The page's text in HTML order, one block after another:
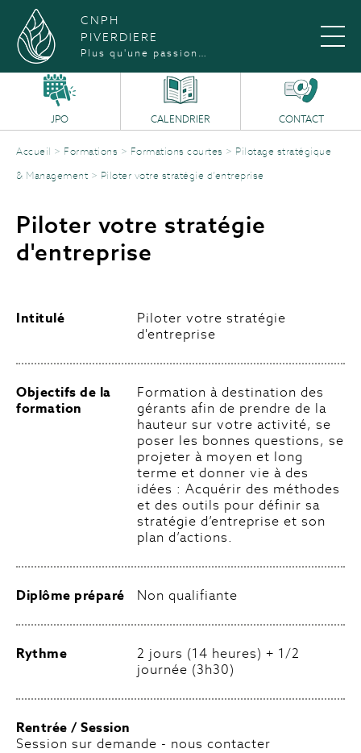
CNPH
PIVERDIERE
Plus qu'une passion…
JPO CALENDRIER CONTACT
Accueil > Formations > Formations courtes > Pilotage stratégique
& Management > Piloter votre stratégie d’entreprise
Piloter votre stratégie
d'entreprise
Intitulé
Piloter votre stratégie
d'entreprise
Objectifs de la
formation
Formation à destination des
gérants afin de prendre de la
hauteur sur votre activité, se
poser les bonnes questions, se
projeter à moyen et long
terme et donner vie à des
idées : Acquérir des méthodes
et des outils pour définir sa
stratégie d’entreprise et son
plan d’actions.
Diplôme préparé Non qualifiante
Rythme
2 jours (14 heures) + 1/2
journée (3h30)
Rentrée / Session
Session sur demande - nous contacter